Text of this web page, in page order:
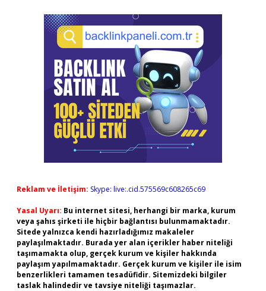
Reklam ve İletişim: Skype: live:.cid.575569c608265c69
Yasal Uyarı: Bu internet sitesi, herhangi bir marka, kurum
veya şahıs şirketi ile hiçbir bağlantısı bulunmamaktadır.
Sitede yalnızca kendi hazırladığımız makaleler
paylaşılmaktadır. Burada yer alan içerikler haber niteliği
taşımamakta olup, gerçek kurum ve kişiler hakkında
paylaşım yapılmamaktadır. Gerçek kurum ve kişiler ile isim
benzerlikleri tamamen tesadüfidir. Sitemizdeki bilgiler
taslak halindedir ve tavsiye niteliği taşımazlar.